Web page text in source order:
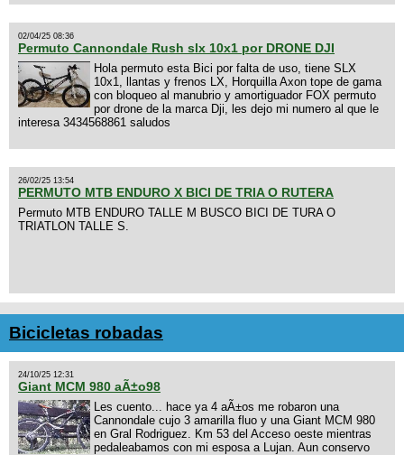
02/04/25 08:36
Permuto Cannondale Rush slx 10x1 por DRONE DJI
Hola permuto esta Bici por falta de uso, tiene SLX
10x1, llantas y frenos LX, Horquilla Axon tope de gama
con bloqueo al manubrio y amortiguador FOX permuto
por drone de la marca Dji, les dejo mi numero al que le
interesa 3434568861 saludos
26/02/25 13:54
PERMUTO MTB ENDURO X BICI DE TRIA O RUTERA
Permuto MTB ENDURO TALLE M BUSCO BICI DE TURA O
TRIATLON TALLE S.
Bicicletas robadas
24/10/25 12:31
Giant MCM 980 aÃ±o98
Les cuento... hace ya 4 aÃ±os me robaron una
Cannondale cujo 3 amarilla fluo y una Giant MCM 980
en Gral Rodriguez. Km 53 del Acceso oeste mientras
pedaleabamos con mi esposa a Lujan. Aun conservo